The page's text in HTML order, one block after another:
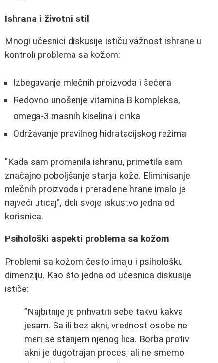
Ishrana i životni stil
Mnogi učesnici diskusije ističu važnost ishrane u
kontroli problema sa kožom:
Izbegavanje mlečnih proizvoda i šećera
Redovno unošenje vitamina B kompleksa,
omega-3 masnih kiselina i cinka
Održavanje pravilnog hidratacijskog režima
"Kada sam promenila ishranu, primetila sam
značajno poboljšanje stanja kože. Eliminisanje
mlečnih proizvoda i prerađene hrane imalo je
najveći uticaj", deli svoje iskustvo jedna od
korisnica.
Psihološki aspekti problema sa kožom
Problemi sa kožom često imaju i psihološku
dimenziju. Kao što jedna od učesnica diskusije
ističe:
"Najbitnije je prihvatiti sebe takvu kakva
jesam. Sa ili bez akni, vrednost osobe ne
meri se stanjem njenog lica. Borba protiv
akni je dugotrajan proces, ali ne smemo